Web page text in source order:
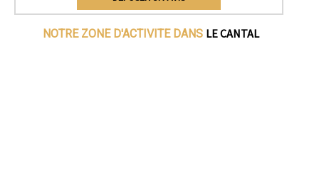
NOTRE ZONE D'ACTIVITE DANS LE CANTAL